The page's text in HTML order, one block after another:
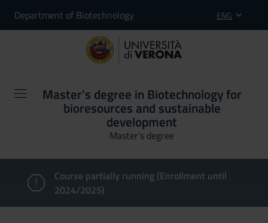
Department of Biotechnology ENG
Master's degree in Biotechnology for
bioresources and sustainable
development
Master’s degree
Course partially running (Enrollment until
2024/2025)